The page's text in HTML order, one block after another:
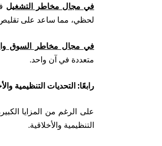
في مجال مخاطر التشغيل
لحظي، مما ساعد على تقليص زمن
في مجال مخاطر السوق
متعددة في آن واحد.
رابعًا: التحديات التنظيمية
على الرغم من المزايا
التنظيمية والأخلاقية.